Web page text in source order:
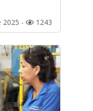
2025 - 1243